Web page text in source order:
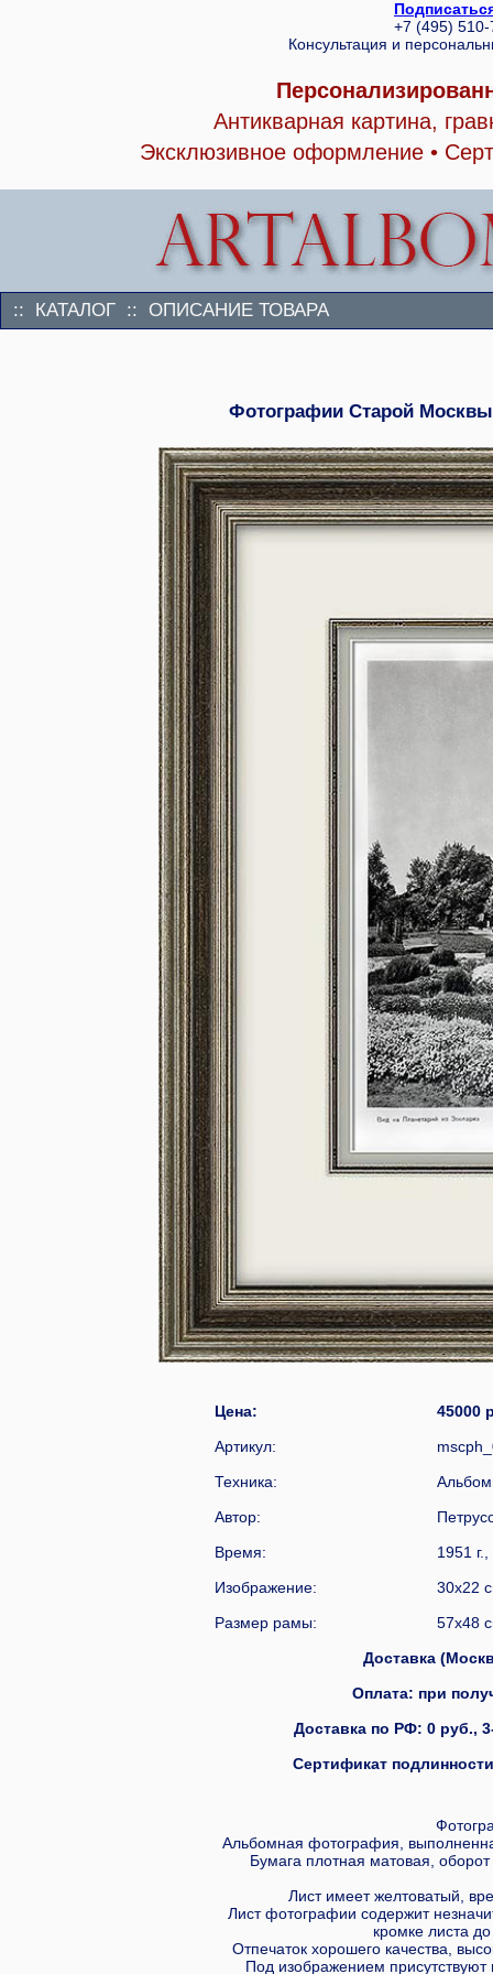
+7 (495)
Консультация и
Антикварная картина,
Эксклюзивное оформление •
:: КАТАЛОГ :: ОПИСАНИЕ ТОВАРА
Фотографии Старой
Цена:
Артикул:
Техника:
Автор:
Время:
1951
Изображение:
30x22
Размер рамы:
57x48
Доставка
Оплата: при
Доставка по РФ: 0 руб.,
Сертификат
Альбомная фотография,
Бумага плотная матовая,
Лист имеет желтоватый,
Лист фотографии содержит
кромке листа
Отпечаток хорошего качества,
Под изображением